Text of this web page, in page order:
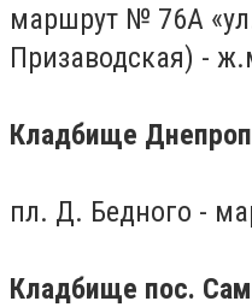
маршрут № 76А
Призаводская) -
Кладбище
пл. Д. Бедного -
Кладбище пос.